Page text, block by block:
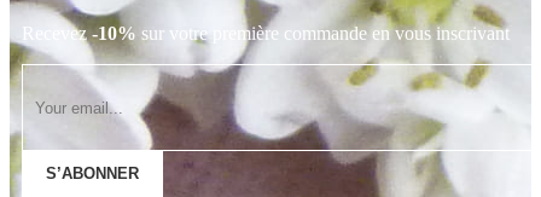
Recevez-10% sur votre première commande en vous inscrivant
S’ABONNER